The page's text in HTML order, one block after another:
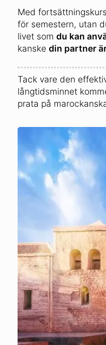
Med
för semestern, utan
livet som du kan
kanske din partner
Tack vare den
långtidsminnet
prata på